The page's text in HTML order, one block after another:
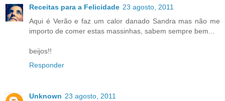
Receitas para a Felicidade 23 agosto, 2011
Aqui é Verão e faz um calor danado Sandra mas não me
importo de comer estas massinhas, sabem sempre bem...
beijos!!
Responder
Unknown 23 agosto, 2011